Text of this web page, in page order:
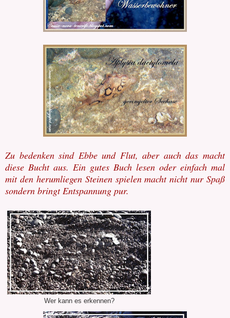
Zu bedenken sind Ebbe und Flut, aber auch das macht
diese Bucht aus. Ein gutes Buch lesen oder einfach mal
mit den herumliegen Steinen spielen macht nicht nur Spaß
sondern bringt Entspannung pur.
Wer kann es erkennen?